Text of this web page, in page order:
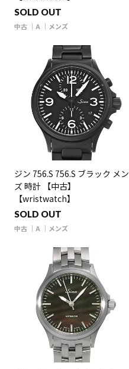
SOLD OUT
中古 A メンズ
ジン 756.S 756.S ブラック メン
ズ 時計 【中古】
【wristwatch】
SOLD OUT
中古 A メンズ